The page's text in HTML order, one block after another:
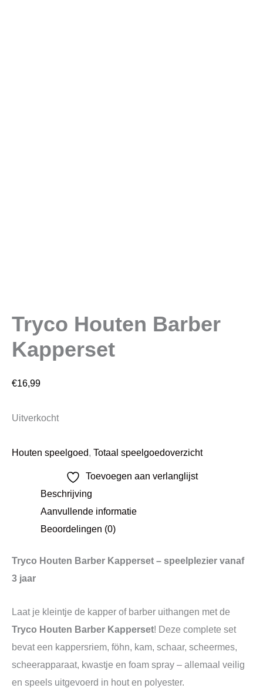
Tryco Houten Barber
Kapperset
€16,99
Uitverkocht
Houten speelgoed, Totaal speelgoedoverzicht
Toevoegen aan verlanglijst
Beschrijving
Aanvullende informatie
Beoordelingen (0)
Tryco Houten Barber Kapperset – speelplezier vanaf
3 jaar
Laat je kleintje de kapper of barber uithangen met de
Tryco Houten Barber Kapperset! Deze complete set
bevat een kappersriem, föhn, kam, schaar, scheermes,
scheerapparaat, kwastje en foam spray – allemaal veilig
en speels uitgevoerd in hout en polyester.